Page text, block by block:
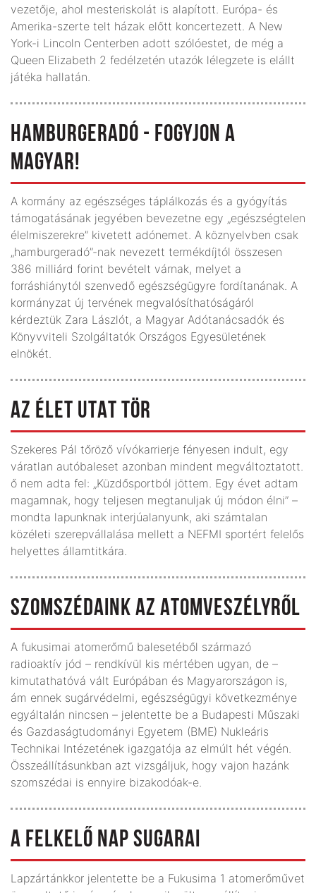
vezetője, ahol mesteriskolát is alapított. Európa- és
Amerika-szerte telt házak előtt koncertezett. A New
York-i Lincoln Centerben adott szólóestet, de még a
Queen Elizabeth 2 fedélzetén utazók lélegzete is elállt
játéka hallatán.
HAMBURGERADÓ - FOGYJON A
MAGYAR!
A kormány az egészséges táplálkozás és a gyógyítás
támogatásának jegyében bevezetne egy „egészségtelen
élelmiszerekre” kivetett adónemet. A köznyelvben csak
„hamburgeradó”-nak nevezett termékdíjtól összesen
386 milliárd forint bevételt várnak, melyet a
forráshiánytól szenvedő egészségügyre fordítanának. A
kormányzat új tervének megvalósíthatóságáról
kérdeztük Zara Lászlót, a Magyar Adótanácsadók és
Könyvviteli Szolgáltatók Országos Egyesületének
elnökét.
AZ ÉLET UTAT TÖR
Szekeres Pál tőröző vívókarrierje fényesen indult, egy
váratlan autóbaleset azonban mindent megváltoztatott.
ő nem adta fel: „Küzdősportból jöttem. Egy évet adtam
magamnak, hogy teljesen megtanuljak új módon élni” –
mondta lapunknak interjúalanyunk, aki számtalan
közéleti szerepvállalása mellett a NEFMI sportért felelős
helyettes államtitkára.
SZOMSZÉDAINK AZ ATOMVESZÉLYRŐL
A fukusimai atomerőmű balese­téből származó
radioaktív jód – rendkívül kis mértében ugyan, de –
kimutathatóvá vált Európában és Magyarországon is,
ám ennek sugárvédelmi, egészségügyi következménye
egyáltalán nincsen – jelentette be a Budapesti Műszaki
és Gazdaságtudományi Egyetem (BME) Nukleáris
Technikai Intézetének igazgatója az elmúlt hét végén.
Összeállításunkban azt vizsgáljuk, hogy vajon hazánk
szomszédai is ennyire bizakodóak-e.
A FELKELŐ NAP SUGARAI
Lapzártánkkor jelentette be a Fukusima 1 atomerőművet